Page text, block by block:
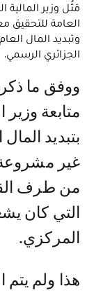
مَثُل وزير المالية
العامة للتحقيق
وتبديد المال
الجزائري الرسمي.
ووفق ما ذكرته وسائل إعلام جزائرية، فستتم
متابعة
بتبديد
غير
من طرف
التي كان
المركزي.
هذا ولم يتم